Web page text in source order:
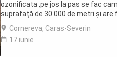
ozonificata ,pe jos la pas se fac
suprafață de 30.000 de metri și
este deteriorata ...
Cornereva, Caras-Severin
17 iunie